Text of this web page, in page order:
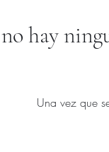
hay
Una vez que